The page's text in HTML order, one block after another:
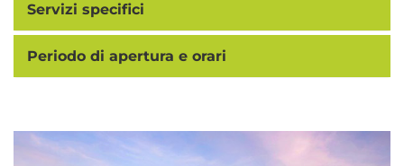
Servizi specifici
Periodo di apertura e orari